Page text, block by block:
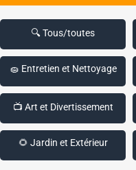
🔍 Tous/toutes
🧽 Entretien et Nettoyage
📺 Art et Divertissement
🌻 Jardin et Extérieur